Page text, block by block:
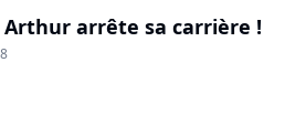
Arthur arrête sa carrière !